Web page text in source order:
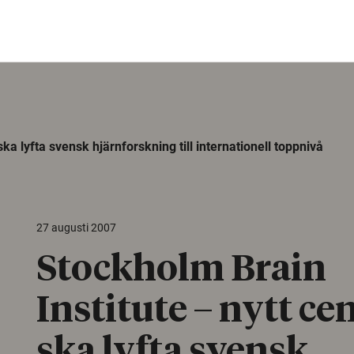
lyfta svensk hjärnforskning till internationell toppnivå
27 augusti 2007
Stockholm Brain
Institute – nytt